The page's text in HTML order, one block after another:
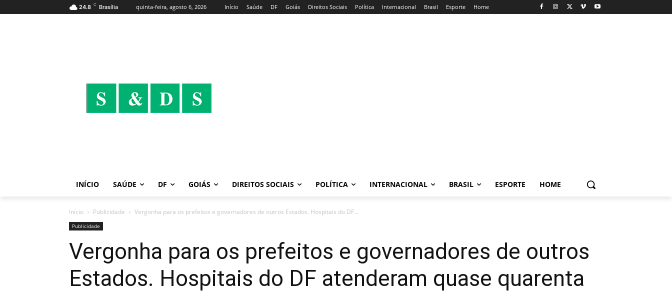
24.8 C Brasília quinta-feira, agosto 6, 2026 Início Saúde DF Goiás Direitos Sociais Política Internacional Brasil Esporte Home
INÍCIO SAÚDE DF GOIÁS DIREITOS SOCIAIS POLÍTICA INTERNACIONAL BRASIL ESPORTE HOME
Início Publicidade Vergonha para os prefeitos e governadores de outros Estados. Hospitais do DF...
Publicidade
Vergonha para os prefeitos e governadores de outros
Estados. Hospitais do DF atenderam quase quarenta